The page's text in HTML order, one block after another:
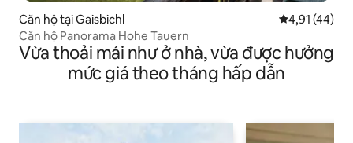
Căn hộ tại Gaisbichl Xếp hạng
4,91 (44)
Căn hộ Panorama Hohe Tauern
Vừa thoải mái như ở nhà, vừa được hưởng
mức giá theo tháng hấp dẫn